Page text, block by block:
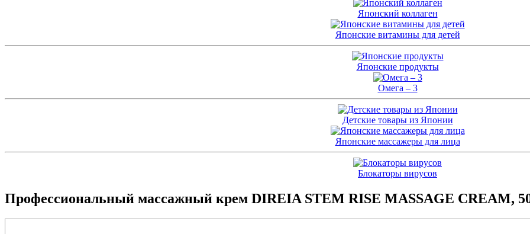
Японский коллаген
Японские витамины для детей
Японские продукты
Омега – 3
Детские товары из Японии
Японские массажеры для лица
Блокаторы вирусов
Профессиональный массажный крем DIREIA STEM RISE MASSAGE CREAM,